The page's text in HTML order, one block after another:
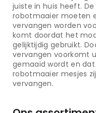
juiste in huis heeft.
robotmaaier moeten
vervangen worden
komt doordat het
gelijktijdig gebruikt.
vervangen voorkomt
gemaaid wordt en dat
robotmaaier mesjes
vervangen.